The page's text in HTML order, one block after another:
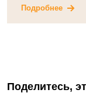
Подробнее
Поделитесь,